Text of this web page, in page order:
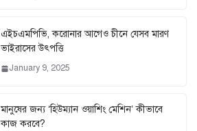
এইচএমপিভি, করোনার আগেও চীনে যেসব মারণ
ভাইরাসের উৎপত্তি
January 9, 2025
মানুষের জন্য ‘হিউম্যান ওয়াশিং মেশিন’ কীভাবে
কাজ করবে?